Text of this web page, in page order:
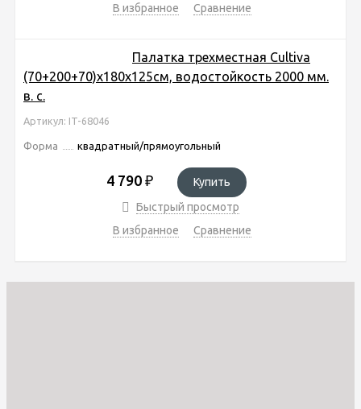
В избранное
Сравнение
Палатка трехместная Cultiva
(70+200+70)х180х125см, водостойкость 2000 мм.
в. с.
Артикул: IT-68046
Форма квадратный/прямоугольный
4 790 ₽
Купить
Быстрый просмотр
В избранное
Сравнение